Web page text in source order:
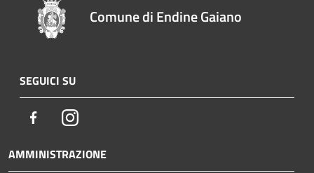
Comune di Endine Gaiano
SEGUICI SU
FacebookInstagram
AMMINISTRAZIONE